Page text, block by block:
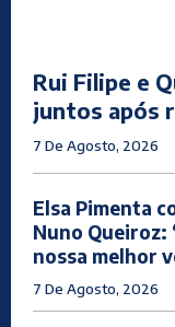
Rui Filipe e
juntos após
7 De Agosto, 2026
Elsa Pimenta
Nuno Queiroz:
nossa melhor
7 De Agosto, 2026